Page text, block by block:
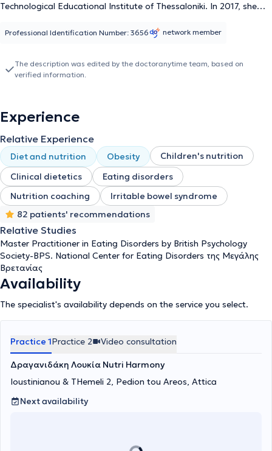
Technological Educational Institute of Thessaloniki. In 2017, she
in the field of Life Coaching & Mentoring. She holds a
has received clinical nutrition training at the National and
Kapodistrian University of Athens. Additionally, she is a member of
continuously participates in seminars and conferences to stay
informed about developments in her field.
Professional Identification Number: 3656 network member
The description was edited by the doctoranytime team, based on
verified information.
Experience
Relative Experience
Diet and nutrition Obesity
Children's nutrition
Clinical dietetics
Eating disorders
Nutrition coaching
Irritable bowel syndrome
82 patients' recommendations
Relative Studies
Master Practitioner in Eating Disorders by British Psychology
Society-BPS. National Center for Eating Disorders της Μεγάλης
Βρετανίας
Availability
The specialist's availability depends on the service you select.
Practice 1Practice 2 Video consultation
Δραγανιδάκη Λουκία Nutri Harmony
Ioustinianou & THemeli 2, Pedion tou Areos, Attica
Next availability